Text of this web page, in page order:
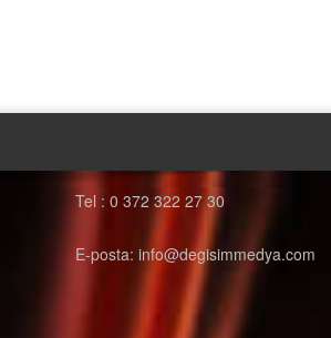
Tel : 0 372 322 27 30
E-posta: info@degisimmedya.com